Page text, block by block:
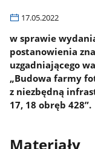
17.05.2022
w sprawie
postanowienia
uzgadniającego
„Budowa farmy
z niezbędną
17, 18 obręb 428”.
Materiały